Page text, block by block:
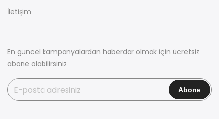
İletişim
En güncel kampanyalardan haberdar olmak için ücretsiz
abone olabilirsiniz